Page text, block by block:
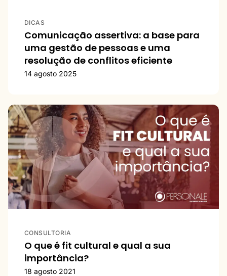
DICAS
Comunicação assertiva: a base para
uma gestão de pessoas e uma
resolução de conflitos eficiente
14 agosto 2025
CONSULTORIA
O que é fit cultural e qual a sua
importância?
18 agosto 2021